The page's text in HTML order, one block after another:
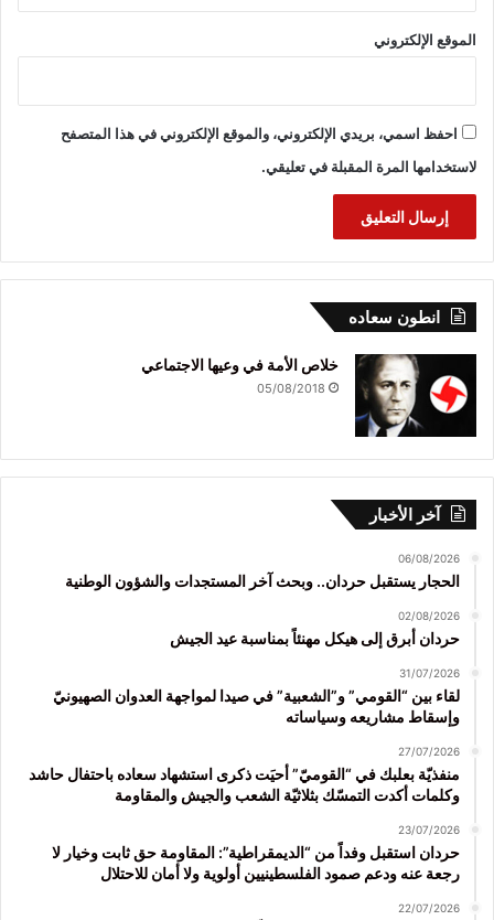
الموقع الإلكتروني
احفظ اسمي، بريدي الإلكتروني، والموقع الإلكتروني في هذا المتصفح
لاستخدامها المرة المقبلة في تعليقي.
انطون سعاده
خلاص الأمة في وعيها الاجتماعي
05/08/2018
آخر الأخبار
06/08/2026
الحجار يستقبل حردان.. وبحث آخر المستجدات والشؤون الوطنية
02/08/2026
حردان أبرق إلى هيكل مهنئاً بمناسبة عيد الجيش
31/07/2026
لقاء بين “القومي” و”الشعبية” في صيدا لمواجهة العدوان الصهيونيّ
وإسقاط مشاريعه وسياساته
27/07/2026
منفذيّة بعلبك في “القوميّ” أحيَت ذكرى استشهاد سعاده باحتفال حاشد
وكلمات أكدت التمسّك بثلاثيّة الشعب والجيش والمقاومة
23/07/2026
حردان استقبل وفداً من “الديمقراطية”: المقاومة حق ثابت وخيار لا
رجعة عنه ودعم صمود الفلسطينيين أولوية ولا أمان للاحتلال
22/07/2026